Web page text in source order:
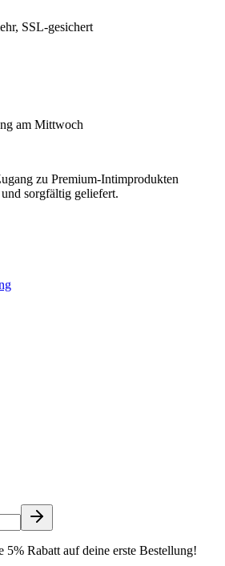
SSL-gesichert
am Mittwoch
zu Premium-Intimprodukten
sorgfältig geliefert.
5% Rabatt auf deine erste Bestellung!